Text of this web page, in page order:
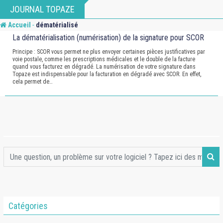
to
content
JOURNAL TOPAZE
Accueil - dématérialisé
La dématérialisation (numérisation) de la signature pour SCOR
Principe : SCOR vous permet ne plus envoyer certaines pièces justificatives par
voie postale, comme les prescriptions médicales et le double de la facture
quand vous facturez en dégradé. La numérisation de votre signature dans
Topaze est indispensable pour la facturation en dégradé avec SCOR. En effet,
cela permet de…
Catégories